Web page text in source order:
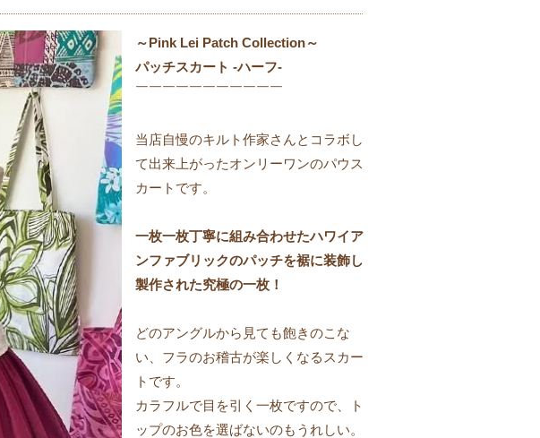
～Pink Lei Patch Collection～
パッチスカート -ハーフ-
￣￣￣￣￣￣￣￣￣￣￣
当店自慢のキルト作家さんとコラボし
て出来上がったオンリーワンのパウス
カートです。
一枚一枚丁寧に組み合わせたハワイア
ンファブリックのパッチを裾に装飾し
製作された究極の一枚！
どのアングルから見ても飽きのこな
い、フラのお稽古が楽しくなるスカー
トです。
カラフルで目を引く一枚ですので、ト
ップのお色を選ばないのもうれしい。